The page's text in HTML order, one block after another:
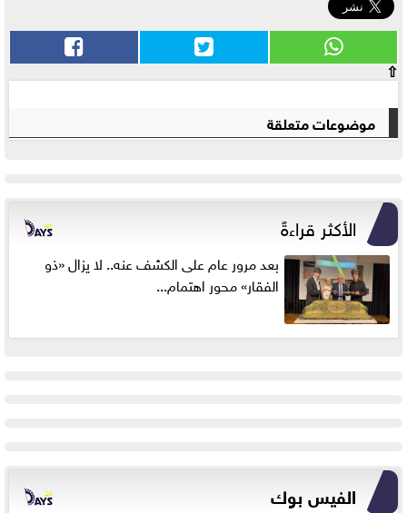
⇧
موضوعات متعلقة
الأكثر قراءةً
بعد مرور عام على الكشف عنه.. لا يزال «ذو
الفقار» محور اهتمام...
الفيس بوك